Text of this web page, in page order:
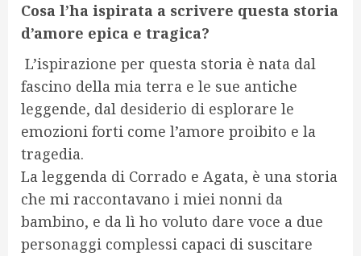
Cosa l’ha ispirata a scrivere questa storia
d’amore epica e tragica?
L’ispirazione per questa storia è nata dal
fascino della mia terra e le sue antiche
leggende, dal desiderio di esplorare le
emozioni forti come l’amore proibito e la
tragedia.
La leggenda di Corrado e Agata, è una storia
che mi raccontavano i miei nonni da
bambino, e da lì ho voluto dare voce a due
personaggi complessi capaci di suscitare